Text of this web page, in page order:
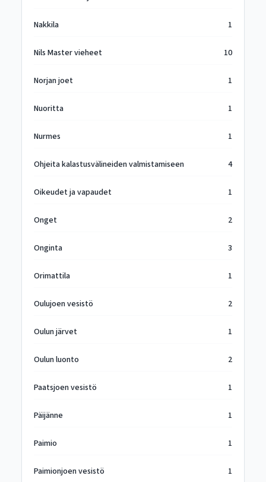
Nakkila 1
Nils Master vieheet 10
Norjan joet 1
Nuoritta 1
Nurmes 1
Ohjeita kalastusvälineiden valmistamiseen 4
Oikeudet ja vapaudet 1
Onget 2
Onginta 3
Orimattila 1
Oulujoen vesistö 2
Oulun järvet 1
Oulun luonto 2
Paatsjoen vesistö 1
Päijänne 1
Paimio 1
Paimionjoen vesistö 1